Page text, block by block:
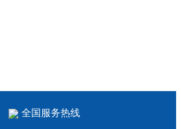
全国服务热线